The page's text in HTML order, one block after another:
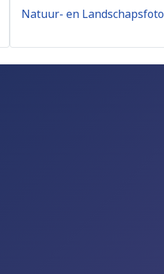
Natuur- en